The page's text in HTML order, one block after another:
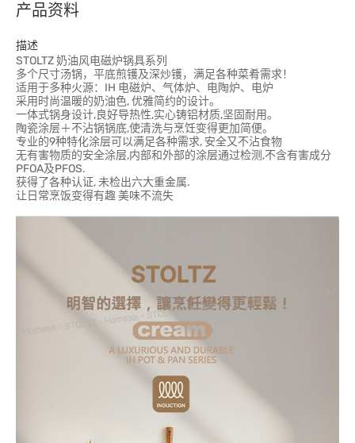
产品资料
描述
STOLTZ 奶油风电磁炉锅具系列
多个尺寸汤锅，平底煎镬及深炒镬，满足各种菜肴需求！
适用于多种火源：IH 电磁炉、气体炉、电陶炉、电炉
采用时尚温暖的奶油色, 优雅简约的设计。
一体式锅身设计,良好导热性,实心铸铝材质,坚固耐用。
陶瓷涂层＋不沾锅锅底,使清洗与烹饪变得更加简便。
专业的9种特化涂层可以满足各种需求, 安全又不沾食物
无有害物质的安全涂层,内部和外部的涂层通过检测,不含有害成分
PFOA及PFOS.
获得了各种认证, 未检出六大重金属.
让日常烹饭变得有趣 美味不流失